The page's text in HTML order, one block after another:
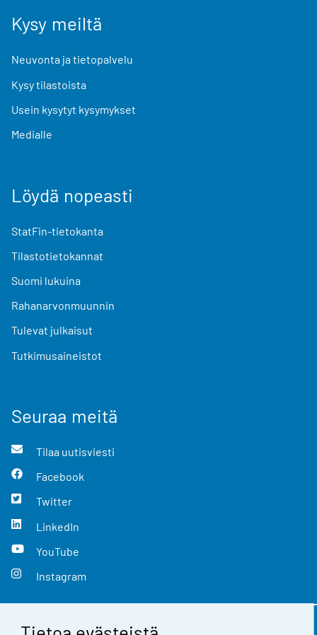
Kysy meiltä
Neuvonta ja tietopalvelu
Kysy tilastoista
Usein kysytyt kysymykset
Medialle
Löydä nopeasti
StatFin-tietokanta
Tilastotietokannat
Suomi lukuina
Rahanarvonmuunnin
Tulevat julkaisut
Tutkimusaineistot
Seuraa meitä
Tilaa uutisviesti
Facebook
Twitter
LinkedIn
YouTube
Instagram